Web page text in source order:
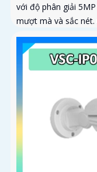
với độ phân giải
mượt mà và sắc nét.
ánh sáng...